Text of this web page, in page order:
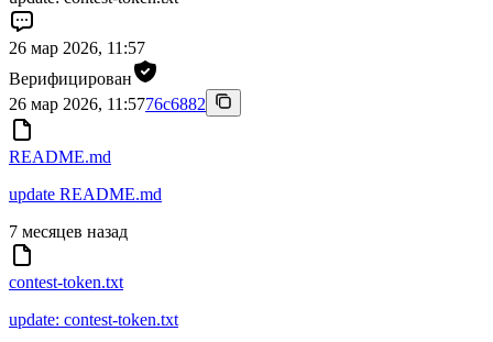
26 мар 2026, 11:57
Верифицирован
26 мар 2026, 11:5776c6882
README.md
update README.md
7 месяцев назад
contest-token.txt
update: contest-token.txt